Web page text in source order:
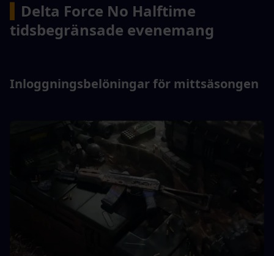
Delta Force No Halftime
tidsbegränsade evenemang
Inloggningsbelöningar för mittsäsongen